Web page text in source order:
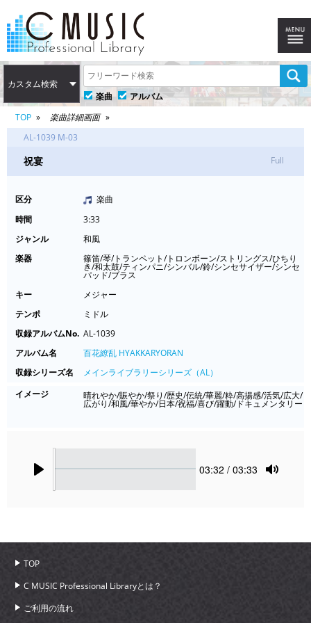
カスタム検索
楽曲
アルバム
TOP
楽曲詳細画面
AL-1039 M-03
祝宴 Full
区分
楽曲
時間
3:33
ジャンル
和風
楽器
篠笛/琴/トランペット/トロンボーン/ストリングス/ひちり
き/和太鼓/ティンパニ/シンバル/鈴/シンセサイザー/シンセ
パッド/ブラス
キー
メジャー
テンポ
ミドル
収録アルバムNo. AL-1039
アルバム名
百花繚乱 HYAKKARYORAN
収録シリーズ名
メインライブラリーシリーズ（AL）
イメージ
晴れやか/賑やか/祭り/歴史/伝統/華麗/粋/高揚感/活気/広大/
広がり/和風/華やか/日本/祝福/喜び/躍動/ドキュメンタリー
Current
03:32 / 03:33
TOP
C MUSIC Professional Libraryとは？
ご利用の流れ